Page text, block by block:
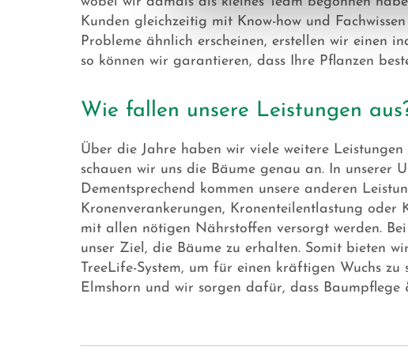
Kunden gleichzeitig mit Know-how und
Probleme ähnlich erscheinen, erstellen wir einen
so können wir garantieren, dass Ihre Pflanzen
Wie fallen unsere Leistungen
Über die Jahre haben wir viele weitere
schauen wir uns die Bäume genau an. In unserer
Dementsprechend kommen unsere anderen
Kronenverankerungen, Kronenteilentlastung
mit allen nötigen Nährstoffen versorgt werden.
unser Ziel, die Bäume zu erhalten. Somit bieten
TreeLife-System, um für einen kräftigen Wuchs
Elmshorn und wir sorgen dafür, dass